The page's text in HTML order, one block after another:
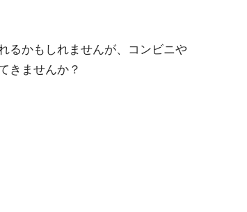
るかもしれませんが、コンビニや
きませんか？